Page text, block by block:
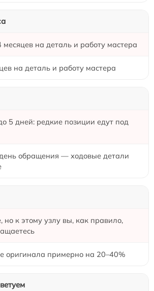
на деталь и работу мастера
на деталь и работу мастера
5 дней: редкие позиции едут под
обращения — ходовые детали
но к этому узлу вы, как правило,
оригинала примерно на 20–40%